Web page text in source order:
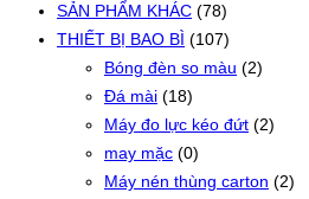
SẢN PHẨM KHÁC (78)
THIẾT BỊ BAO BÌ (107)
Bóng đèn so màu (2)
Đá mài (18)
Máy đo lực kéo đứt (2)
may mặc (0)
Máy nén thùng carton (2)